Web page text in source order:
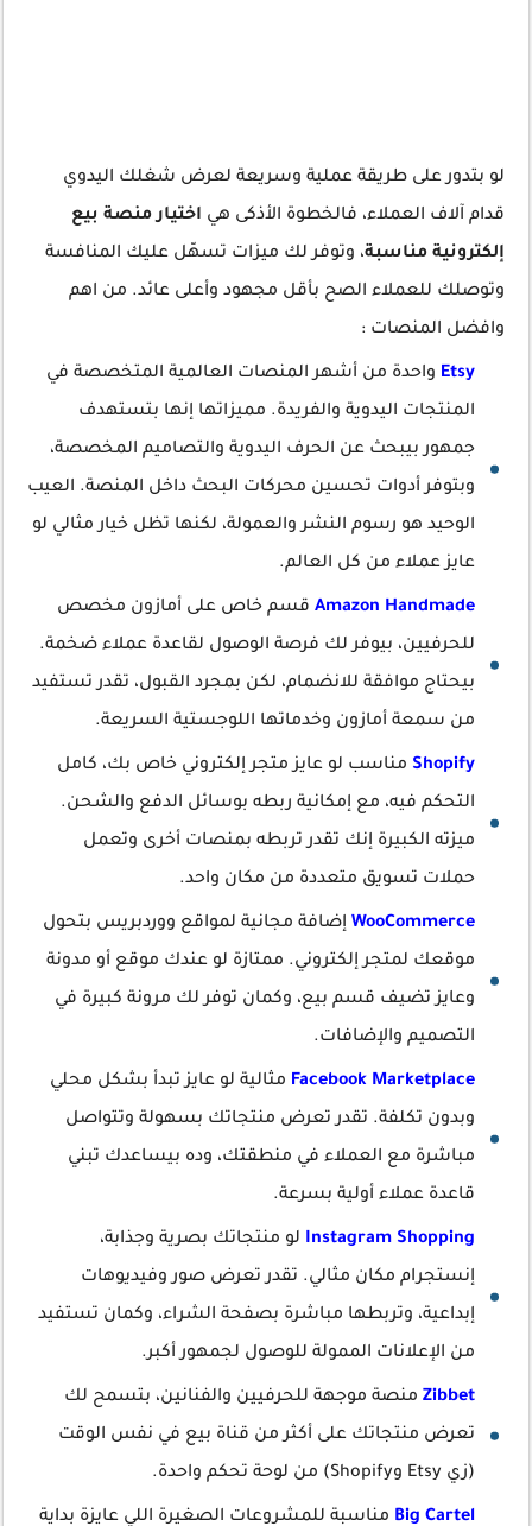
لو بتدور على طريقة عملية وسريعة لعرض شغلك اليدوي
قدام آلاف العملاء، فالخطوة الأذكى هي اختيار منصة بيع
إلكترونية مناسبة، وتوفر لك ميزات تسهّل عليك المنافسة
وتوصلك للعملاء الصح بأقل مجهود وأعلى عائد. من اهم
وافضل المنصات :
Etsy واحدة من أشهر المنصات العالمية المتخصصة في
المنتجات اليدوية والفريدة. مميزاتها إنها بتستهدف
جمهور بيبحث عن الحرف اليدوية والتصاميم المخصصة،
وبتوفر أدوات تحسين محركات البحث داخل المنصة. العيب
الوحيد هو رسوم النشر والعمولة، لكنها تظل خيار مثالي لو
عايز عملاء من كل العالم.
Amazon Handmade قسم خاص على أمازون مخصص
للحرفيين، بيوفر لك فرصة الوصول لقاعدة عملاء ضخمة.
بيحتاج موافقة للانضمام، لكن بمجرد القبول، تقدر تستفيد
من سمعة أمازون وخدماتها اللوجستية السريعة.
Shopify مناسب لو عايز متجر إلكتروني خاص بك، كامل
التحكم فيه، مع إمكانية ربطه بوسائل الدفع والشحن.
ميزته الكبيرة إنك تقدر تربطه بمنصات أخرى وتعمل
حملات تسويق متعددة من مكان واحد.
WooCommerce إضافة مجانية لمواقع ووردبريس بتحول
موقعك لمتجر إلكتروني. ممتازة لو عندك موقع أو مدونة
وعايز تضيف قسم بيع، وكمان توفر لك مرونة كبيرة في
التصميم والإضافات.
Facebook Marketplace مثالية لو عايز تبدأ بشكل محلي
وبدون تكلفة. تقدر تعرض منتجاتك بسهولة وتتواصل
مباشرة مع العملاء في منطقتك، وده بيساعدك تبني
قاعدة عملاء أولية بسرعة.
Instagram Shopping لو منتجاتك بصرية وجذابة،
إنستجرام مكان مثالي. تقدر تعرض صور وفيديوهات
إبداعية، وتربطها مباشرة بصفحة الشراء، وكمان تستفيد
من الإعلانات الممولة للوصول لجمهور أكبر.
Zibbet منصة موجهة للحرفيين والفنانين، بتسمح لك
تعرض منتجاتك على أكثر من قناة بيع في نفس الوقت
(زي Etsy وShopify) من لوحة تحكم واحدة.
Big Cartel مناسبة للمشروعات الصغيرة اللي عايزة بداية